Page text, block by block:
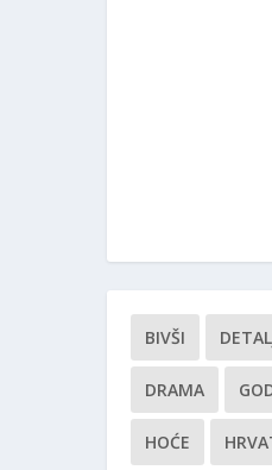
BIVŠI
DRAMA
HOĆE